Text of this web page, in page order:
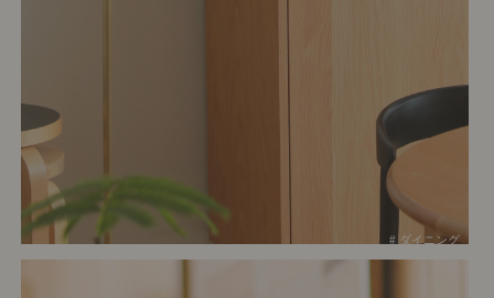
# ダイニング